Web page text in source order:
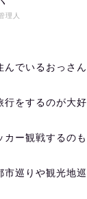
理人
んでいるおっさん
行をするのが大好
カー観戦するのも
市巡りや観光地巡